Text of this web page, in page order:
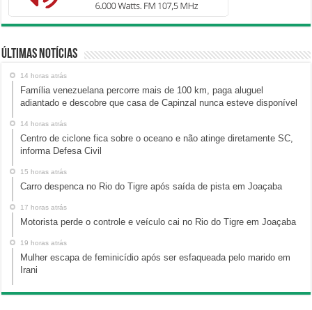
Últimas Notícias
14 horas atrás
Família venezuelana percorre mais de 100 km, paga aluguel
adiantado e descobre que casa de Capinzal nunca esteve disponível
14 horas atrás
Centro de ciclone fica sobre o oceano e não atinge diretamente SC,
informa Defesa Civil
15 horas atrás
Carro despenca no Rio do Tigre após saída de pista em Joaçaba
17 horas atrás
Motorista perde o controle e veículo cai no Rio do Tigre em Joaçaba
19 horas atrás
Mulher escapa de feminicídio após ser esfaqueada pelo marido em
Irani